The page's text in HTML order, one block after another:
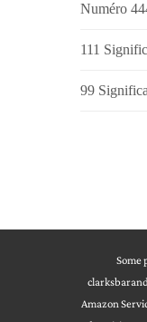
Numéro
111
99
Some
Amazon